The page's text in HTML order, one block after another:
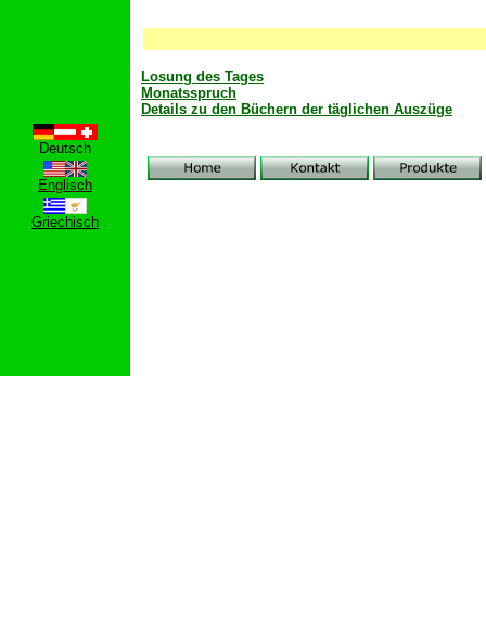
Deutsch
Englisch
Griechisch
Losung des Tages
Monatsspruch
Details zu den Büchern der täglichen Auszüge